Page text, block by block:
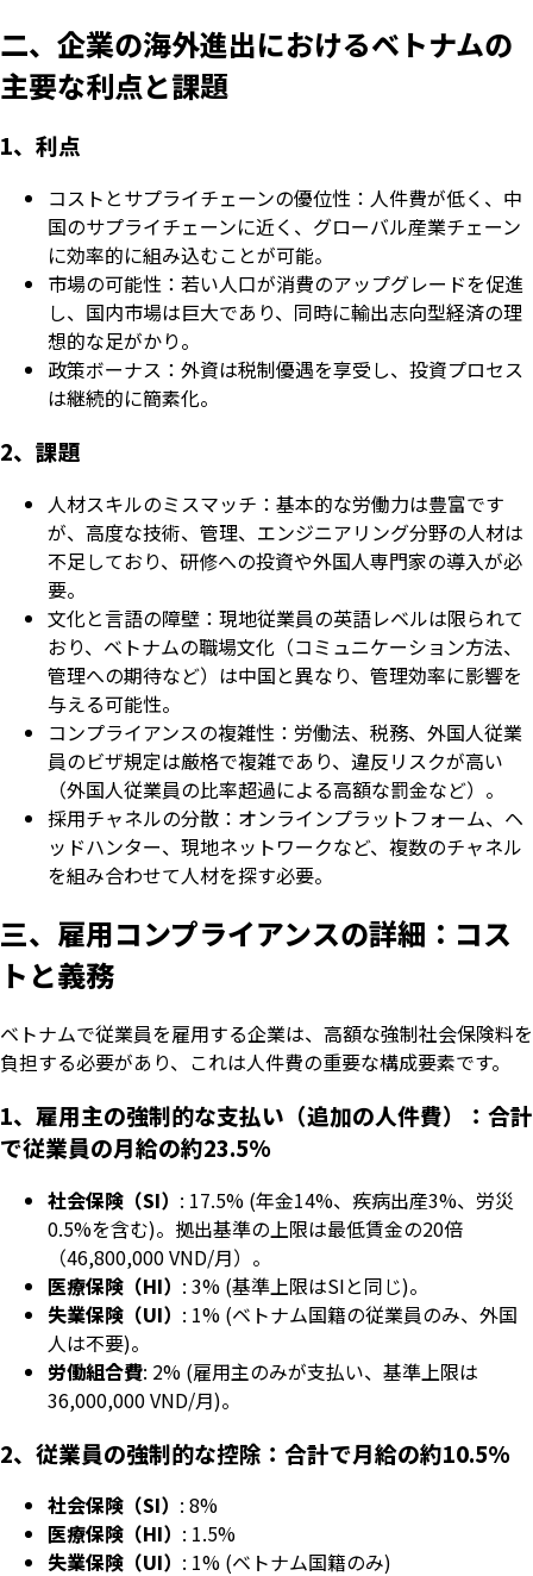
二、企業の海外進出におけるベトナムの
主要な利点と課題
1、利点
コストとサプライチェーンの優位性：人件費が低く、中
国のサプライチェーンに近く、グローバル産業チェーン
に効率的に組み込むことが可能。
市場の可能性：若い人口が消費のアップグレードを促進
し、国内市場は巨大であり、同時に輸出志向型経済の理
想的な足がかり。
政策ボーナス：外資は税制優遇を享受し、投資プロセス
は継続的に簡素化。
2、課題
人材スキルのミスマッチ：基本的な労働力は豊富です
が、高度な技術、管理、エンジニアリング分野の人材は
不足しており、研修への投資や外国人専門家の導入が必
要。
文化と言語の障壁：現地従業員の英語レベルは限られて
おり、ベトナムの職場文化（コミュニケーション方法、
管理への期待など）は中国と異なり、管理効率に影響を
与える可能性。
コンプライアンスの複雑性：労働法、税務、外国人従業
員のビザ規定は厳格で複雑であり、違反リスクが高い
（外国人従業員の比率超過による高額な罰金など）。
採用チャネルの分散：オンラインプラットフォーム、ヘ
ッドハンター、現地ネットワークなど、複数のチャネル
を組み合わせて人材を探す必要。
三、雇用コンプライアンスの詳細：コス
トと義務
ベトナムで従業員を雇用する企業は、高額な強制社会保険料を
負担する必要があり、これは人件費の重要な構成要素です。
1、雇用主の強制的な支払い（追加の人件費）：合計
で従業員の月給の約23.5%
社会保険（SI） : 17.5% (年金14%、疾病出産3%、労災
0.5%を含む)。拠出基準の上限は最低賃金の20倍
（46,800,000 VND/月）。
医療保険（HI） : 3% (基準上限はSIと同じ)。
失業保険（UI） : 1% (ベトナム国籍の従業員のみ、外国
人は不要)。
労働組合費: 2% (雇用主のみが支払い、基準上限は
36,000,000 VND/月)。
2、従業員の強制的な控除：合計で月給の約10.5%
社会保険（SI） : 8%
医療保険（HI） : 1.5%
失業保険（UI） : 1% (ベトナム国籍のみ)